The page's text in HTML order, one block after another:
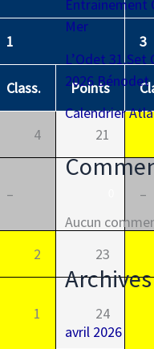
1 3
Class. Points
4 21
– –
2 23
1 24
Entrainement
Mer
L’Odet 31.Set
2026 Bénodet
Calendrier
Aucun
Archives
avril 2026